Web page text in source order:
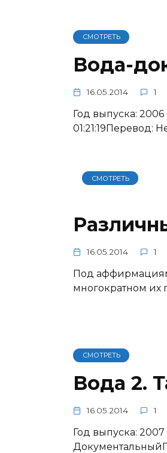
СМОТРЕТЬ
Вода-
16.05.2014 1
Год выпуска:
01:21:19Перевод:
СМОТРЕТЬ
16.05.2014 1
Под
многократном их
СМОТРЕТЬ
Вода 2.
16.05.2014 1
Год выпуска: